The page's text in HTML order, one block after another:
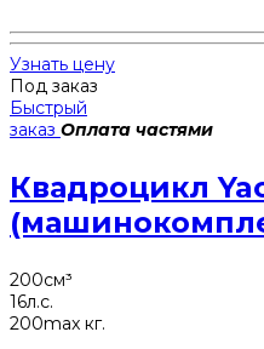
Узнать цену
Под заказ
Быстрый
заказ Оплата частями
Квадроцикл
200см³
16л.с.
200max кг.